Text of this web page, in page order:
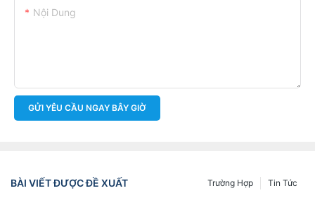
Nội Dung
GỬI YÊU CẦU NGAY BÂY GIỜ
BÀI VIẾT ĐƯỢC ĐỀ XUẤT Tin Tức
Trường Hợp